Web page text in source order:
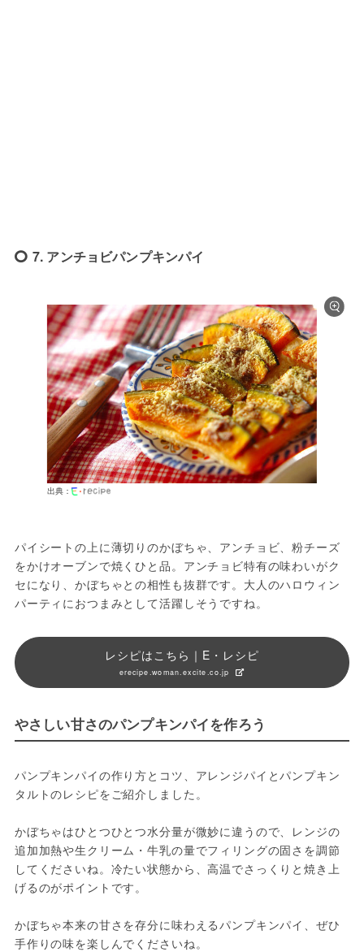
7. アンチョビパンプキンパイ
出典：
パイシートの上に薄切りのかぼちゃ、アンチョビ、粉チーズ
をかけオーブンで焼くひと品。アンチョビ特有の味わいがク
セになり、かぼちゃとの相性も抜群です。大人のハロウィン
パーティにおつまみとして活躍しそうですね。
レシピはこちら｜E・レシピ
erecipe.woman.excite.co.jp
やさしい甘さのパンプキンパイを作ろう
パンプキンパイの作り方とコツ、アレンジパイとパンプキン
タルトのレシピをご紹介しました。
かぼちゃはひとつひとつ水分量が微妙に違うので、レンジの
追加加熱や生クリーム・牛乳の量でフィリングの固さを調節
してくださいね。冷たい状態から、高温でさっくりと焼き上
げるのがポイントです。
かぼちゃ本来の甘さを存分に味わえるパンプキンパイ、ぜひ
手作りの味を楽しんでくださいね。